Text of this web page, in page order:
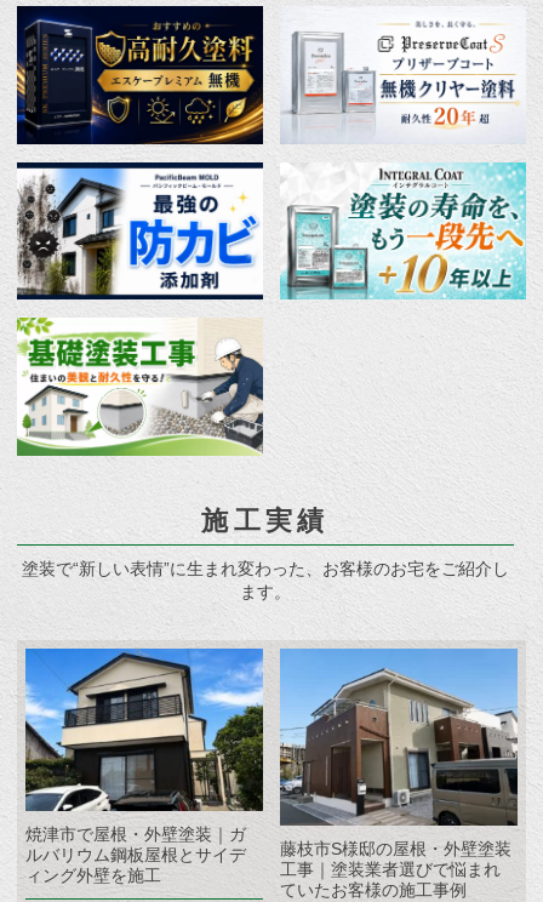
施工実績
塗装で“新しい表情”に生まれ変わった、お客様のお宅をご紹介し
ます。
焼津市で屋根・外壁塗装｜ガ
ルバリウム鋼板屋根とサイデ
ィング外壁を施工
藤枝市S様邸の屋根・外壁塗装
工事｜塗装業者選びで悩まれ
ていたお客様の施工事例